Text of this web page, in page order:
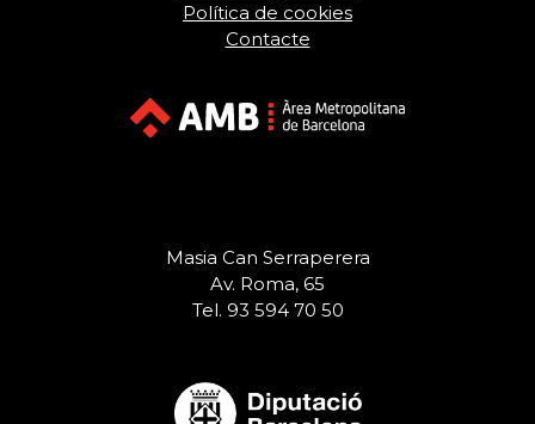
Política de cookies
Contacte
Masia Can Serraperera
Av. Roma, 65
Tel. 93 594 70 50